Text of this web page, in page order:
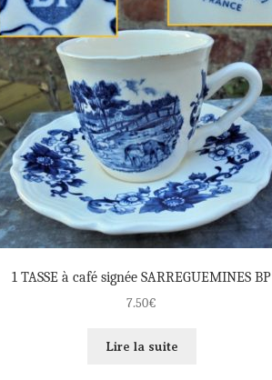
1 TASSE à café signée SARREGUEMINES BP
7.50€
Lire la suite